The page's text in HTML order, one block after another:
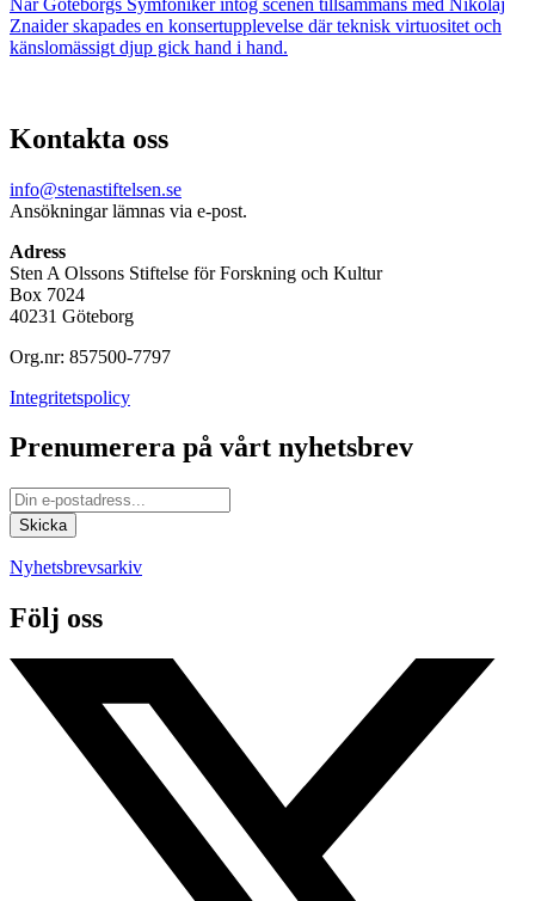
Znaider skapades en konsertupplevelse där teknisk virtuositet och
känslomässigt djup gick hand i hand.
Kontakta oss
info@stenastiftelsen.se
Ansökningar lämnas via e-post.
Adress
Sten A Olssons Stiftelse för Forskning och Kultur
Box 7024
40231 Göteborg
Org.nr: 857500-7797
Integritetspolicy
Prenumerera på vårt nyhetsbrev
Nyhetsbrevsarkiv
Följ oss